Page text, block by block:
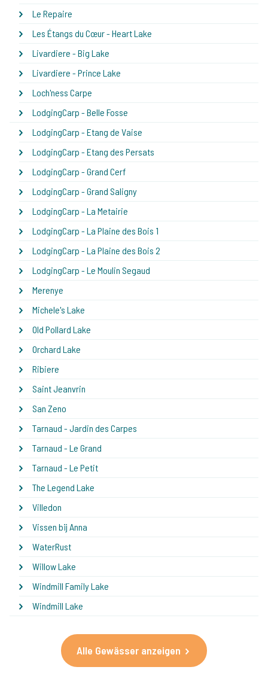
Le Repaire
Les Étangs du Cœur - Heart Lake
Livardiere - Big Lake
Livardiere - Prince Lake
Loch'ness Carpe
LodgingCarp - Belle Fosse
LodgingCarp - Etang de Vaise
LodgingCarp - Etang des Persats
LodgingCarp - Grand Cerf
LodgingCarp - Grand Saligny
LodgingCarp - La Metairie
LodgingCarp - La Plaine des Bois 1
LodgingCarp - La Plaine des Bois 2
LodgingCarp - Le Moulin Segaud
Merenye
Michele's Lake
Old Pollard Lake
Orchard Lake
Ribiere
Saint Jeanvrin
San Zeno
Tarnaud - Jardin des Carpes
Tarnaud - Le Grand
Tarnaud - Le Petit
The Legend Lake
Villedon
Vissen bij Anna
WaterRust
Willow Lake
Windmill Family Lake
Windmill Lake
Alle Gewässer anzeigen